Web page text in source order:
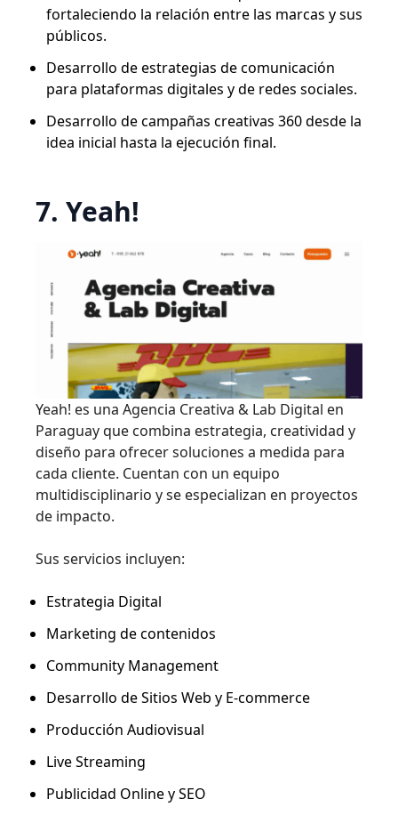
fortaleciendo la relación entre las marcas y sus
públicos.
Desarrollo de estrategias de comunicación
para plataformas digitales y de redes sociales.
Desarrollo de campañas creativas 360 desde la
idea inicial hasta la ejecución final.
7. Yeah!
Yeah! es una Agencia Creativa & Lab Digital en
Paraguay que combina estrategia, creatividad y
diseño para ofrecer soluciones a medida para
cada cliente. Cuentan con un equipo
multidisciplinario y se especializan en proyectos
de impacto.
Sus servicios incluyen:
Estrategia Digital
Marketing de contenidos
Community Management
Desarrollo de Sitios Web y E-commerce
Producción Audiovisual
Live Streaming
Publicidad Online y SEO